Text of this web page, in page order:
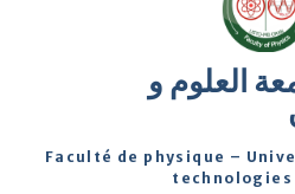
العلوم و
Faculté de physique –
technologies